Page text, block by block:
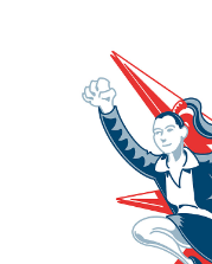
Mehr zu: GEWINN-